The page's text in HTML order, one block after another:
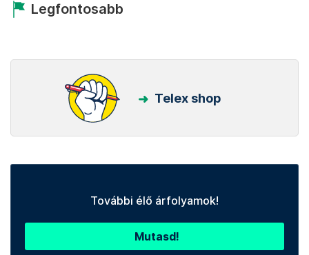
Legfontosabb
Telex shop
További élő árfolyamok!
Mutasd!